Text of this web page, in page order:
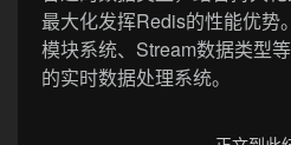
最大化发挥Redis的性能优势
模块系统、Stream数据类型
的实时数据处理系统。